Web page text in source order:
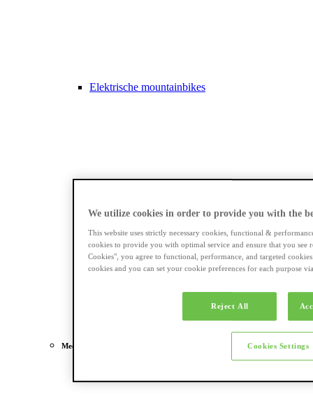
Elektrische mountainbikes
Longtails
Meest gezocht
We utilize cookies in order to provide you with the
This website uses strictly necessary cookies, functional &
cookies to provide you with optimal service and ensure that you
Cookies", you agree to functional, performance, and targeted
cookies and you can set your cookie preferences for each purpose
Reject All
Cookies Settings